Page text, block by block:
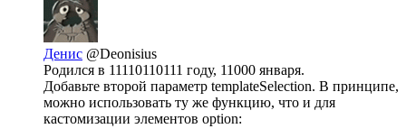
Денис @Deonisius
Родился в 11110110111 году, 11000 января.
Добавьте второй параметр templateSelection. В принципе,
можно использовать ту же функцию, что и для
кастомизации элементов option: